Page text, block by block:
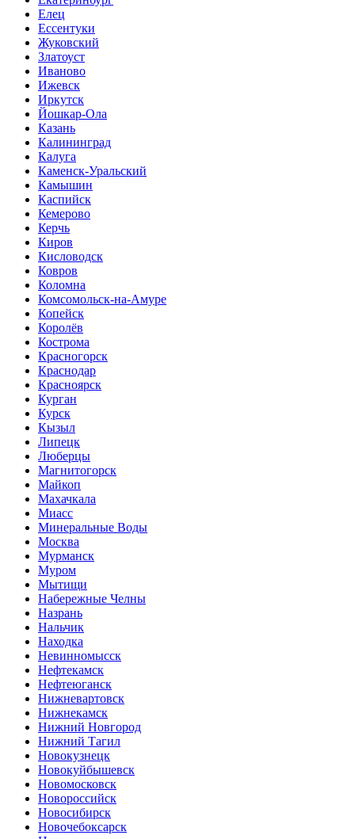
Елец
Ессентуки
Жуковский
Златоуст
Иваново
Ижевск
Иркутск
Йошкар-Ола
Казань
Калининград
Калуга
Каменск-Уральский
Камышин
Каспийск
Кемерово
Керчь
Киров
Кисловодск
Ковров
Коломна
Комсомольск-на-Амуре
Копейск
Королёв
Кострома
Красногорск
Краснодар
Красноярск
Курган
Курск
Кызыл
Липецк
Люберцы
Магнитогорск
Майкоп
Махачкала
Миасс
Минеральные Воды
Москва
Мурманск
Муром
Мытищи
Набережные Челны
Назрань
Нальчик
Находка
Невинномысск
Нефтекамск
Нефтеюганск
Нижневартовск
Нижнекамск
Нижний Новгород
Нижний Тагил
Новокузнецк
Новокуйбышевск
Новомосковск
Новороссийск
Новосибирск
Новочебоксарск